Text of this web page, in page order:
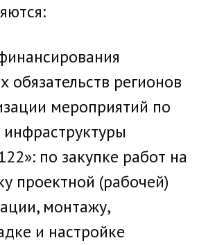
обязательств регионов
мероприятий по
по закупке работ на
проектной (рабочей)
монтажу,
и настройке